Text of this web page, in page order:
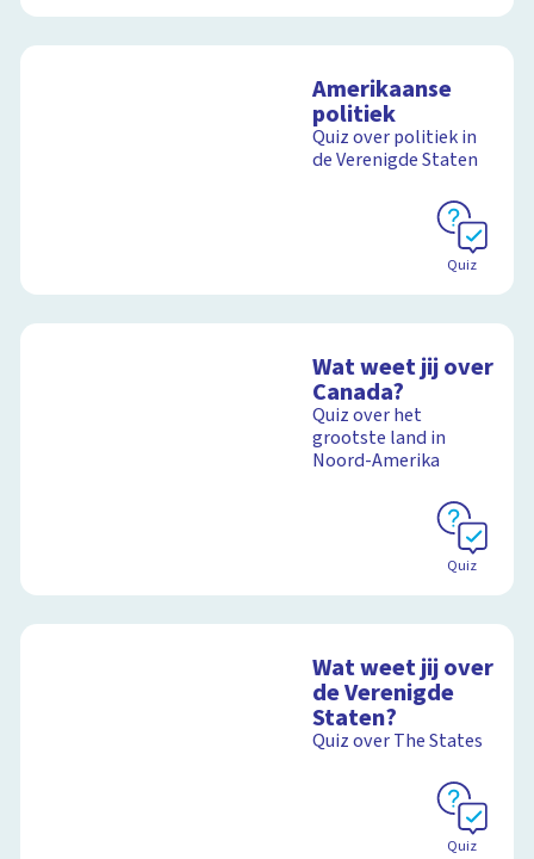
Amerikaanse
politiek
Quiz over politiek in
de Verenigde Staten
Quiz
Wat weet jij over
Canada?
Quiz over het
grootste land in
Noord-Amerika
Quiz
Wat weet jij over
de Verenigde
Staten?
Quiz over The States
Quiz